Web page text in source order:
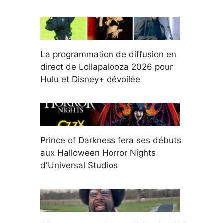
La programmation de diffusion en
direct de Lollapalooza 2026 pour
Hulu et Disney+ dévoilée
Prince of Darkness fera ses débuts
aux Halloween Horror Nights
d'Universal Studios